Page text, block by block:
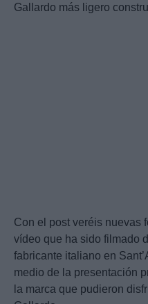
Gallardo más ligero
Con el post veréis nuevas
vídeo que ha sido filmado
fabricante italiano en
medio de la presentación
la marca que pudieron